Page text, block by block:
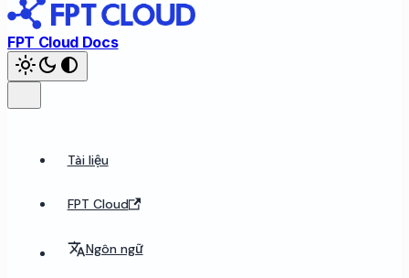
FPT Cloud Docs
Tài liệu
FPT Cloud
Ngôn ngữ